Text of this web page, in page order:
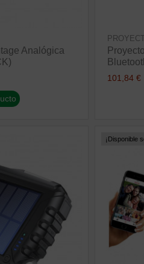
Analógica
101,84 €
¡Disponible